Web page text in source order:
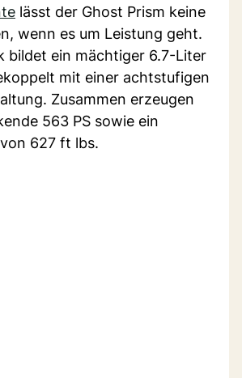
lässt der Ghost Prism keine
wenn es um Leistung geht.
bildet ein mächtiger 6.7-Liter
mit einer achtstufigen
Zusammen erzeugen
563 PS sowie ein
627 ft lbs.